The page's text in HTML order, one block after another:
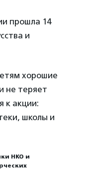
прошла 14
и
хорошие
не теряет
к акции:
школы и
НКО и